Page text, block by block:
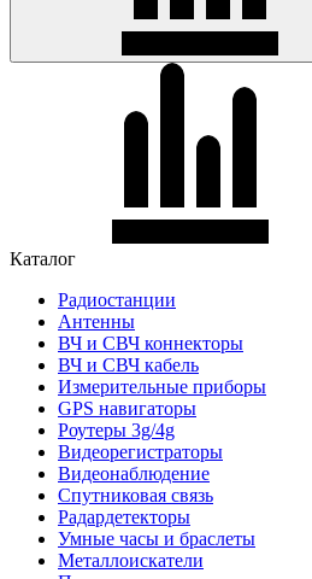
Каталог
Радиостанции
Антенны
ВЧ и СВЧ коннекторы
ВЧ и СВЧ кабель
Измерительные приборы
GPS навигаторы
Роутеры 3g/4g
Видеорегистраторы
Видеонаблюдение
Спутниковая связь
Радардетекторы
Умные часы и браслеты
Металлоискатели